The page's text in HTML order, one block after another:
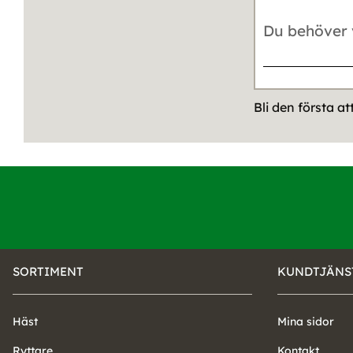
Bli den första
SORTIMENT
Häst Mina sidor